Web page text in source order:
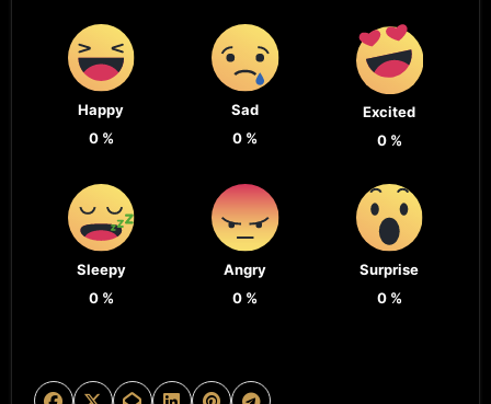
Happy
0%
Sad
0 %
Excited
0%
Sleepy
0%
Angry
0 %
Surprise
0%